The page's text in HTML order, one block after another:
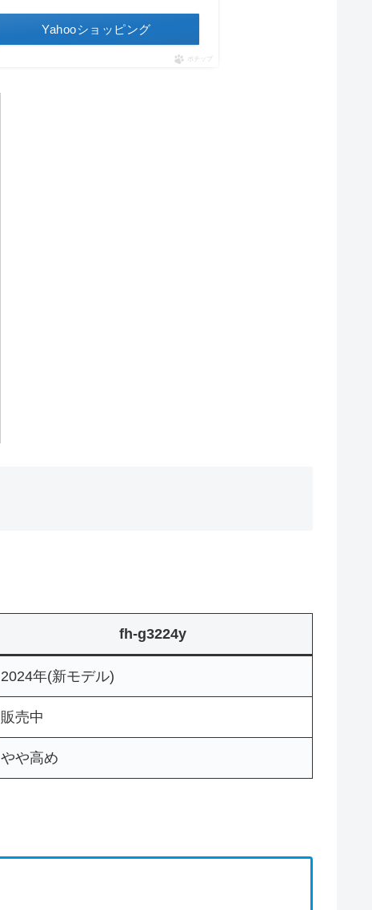
Yahooショッピング
ポチップ
fh-g3224y
2024年(新モデル)
販売中
やや高め